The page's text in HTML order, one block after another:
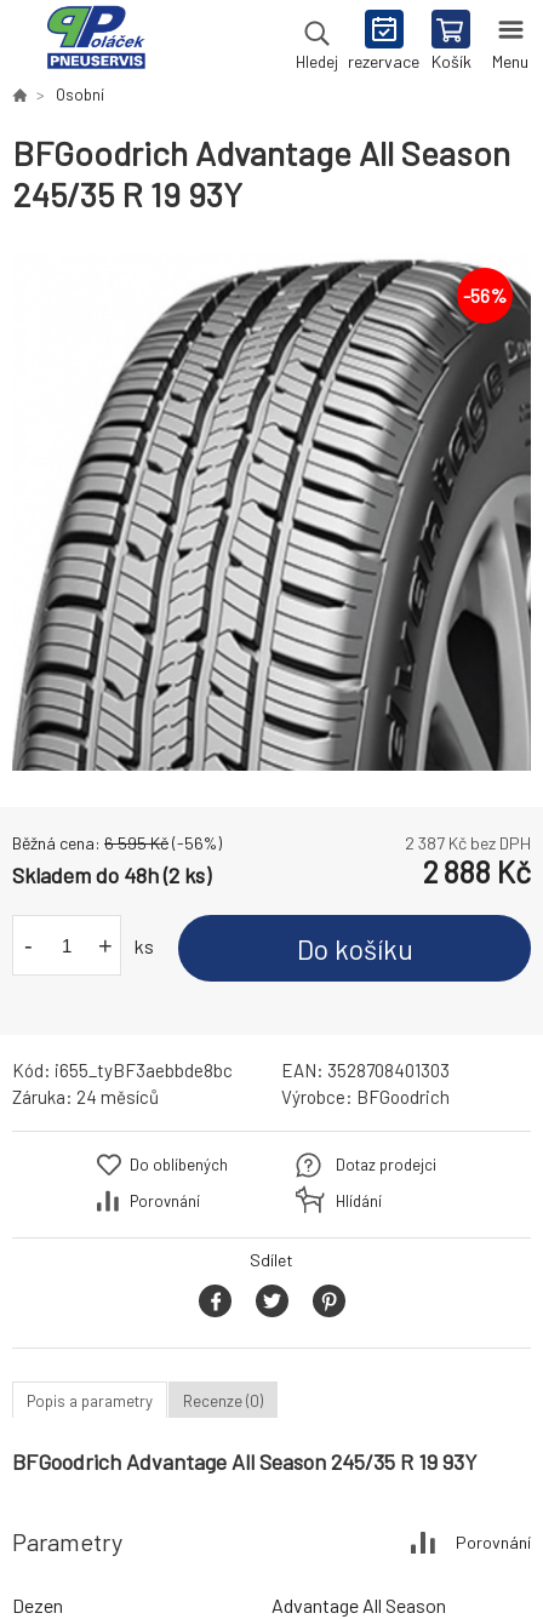
Hledej rezervace Košík Menu
Osobní
BFGoodrich Advantage All Season
245/35 R 19 93Y
-56%
Běžná cena: 6 595Kč(-56%) 2 387 Kč bez DPH
Skladem do 48h (2 ks) 2 888 Kč
- + ks Do košíku
Kód: i655_tyBF3aebbde8bc EAN: 3528708401303
Záruka: 24 měsíců Výrobce: BFGoodrich
Do oblíbených
Porovnání
Dotaz prodejci
Hlídání
Sdílet
Popis a parametry Recenze (0)
BFGoodrich Advantage All Season 245/35 R 19 93Y
Parametry Porovnání
Dezen
Advantage All Season